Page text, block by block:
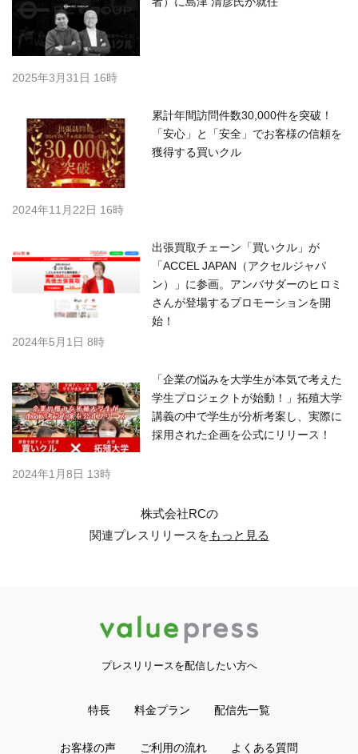
2025年3月31日 16時
累計年間訪問件数30,000件を突破！
「安心」と「安全」でお客様の信頼を
獲得する買いクル
2024年11月22日 16時
出張買取チェーン「買いクル」が
「ACCEL JAPAN（アクセルジャパ
ン）」に参画。アンバサダーのヒロミ
さんが登場するプロモーションを開
始！
2024年5月1日 8時
「企業の悩みを大学生が本気で考えた
学生プロジェクトが始動！」拓殖大学
講義の中で学生が分析考案し、実際に
採用された企画を公式にリリース！
2024年1月8日 13時
株式会社RCの
関連プレスリリースをもっと見る
プレスリリースを配信したい方へ
特長 料金プラン 配信先一覧
お客様の声 ご利用の流れ よくある質問